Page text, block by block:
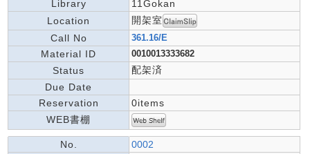
Library
11Gokan
Location
開架室
Call No
361.16/E
Material ID 0010013333682
Status
配架済
Due Date
Reservation
0items
WEB書棚
No.
0002